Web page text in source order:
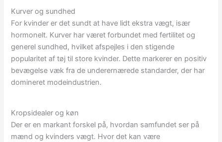
Kurver og sundhed
For kvinder er det sundt at have lidt ekstra vægt, især
hormonelt. Kurver har været forbundet med fertilitet og
generel sundhed, hvilket afspejles i den stigende
popularitet af tøj til store kvinder. Dette markerer en positiv
bevægelse væk fra de underernærede standarder, der har
domineret modeindustrien.
Kropsidealer og køn
Der er en markant forskel på, hvordan samfundet ser på
mænd og kvinders vægt. Hvor det kan være